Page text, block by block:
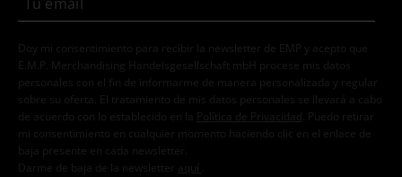
Doy mi consentimiento para recibir la newsletter de EMP y acepto que
E.M.P. Merchandising Handelsgesellschaft mbH procese mis datos
personales con el fin de informarme de manera personalizada y regular
sobre su oferta. El tratamiento de mis datos personales se llevará a cabo
de acuerdo con lo establecido en la
Política de Privacidad . Puedo retirar
mi consentimiento en cualquier momento haciendo clic en el enlace de
baja presente en cada newsletter.
Darme de baja de la newsletter
aquí